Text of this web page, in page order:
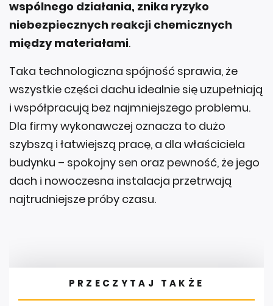
wspólnego działania, znika ryzyko
niebezpiecznych reakcji chemicznych
między materiałami.
Taka technologiczna spójność sprawia, że
wszystkie części dachu idealnie się uzupełniają
i współpracują bez najmniejszego problemu.
Dla firmy wykonawczej oznacza to dużo
szybszą i łatwiejszą pracę, a dla właściciela
budynku – spokojny sen oraz pewność, że jego
dach i nowoczesna instalacja przetrwają
najtrudniejsze próby czasu.